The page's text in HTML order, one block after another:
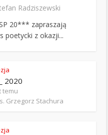
Radziszewski
20*** zapraszają
poetycki z okazji...
2020
temu
Grzegorz Stachura